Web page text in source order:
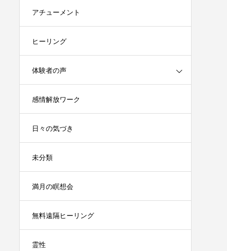
アチューメント
ヒーリング
体験者の声
感情解放ワーク
日々の気づき
未分類
満月の瞑想会
無料遠隔ヒーリング
霊性